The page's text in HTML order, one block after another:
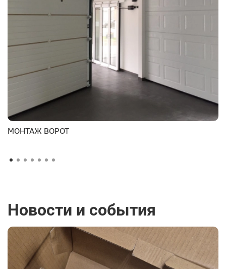
МОНТАЖ ВОРОТ
Новости и события